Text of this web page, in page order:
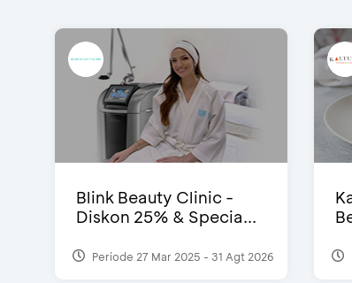
Blink Beauty Clinic -
Diskon 25% & Specia...
Periode 27 Mar 2025 - 31 Agt 2026